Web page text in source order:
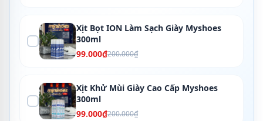
Xịt Bọt ION Làm Sạch Giày Myshoes
300ml
99.000₫200.000₫
Xịt Khử Mùi Giày Cao Cấp Myshoes
300ml
99.000₫200.000₫